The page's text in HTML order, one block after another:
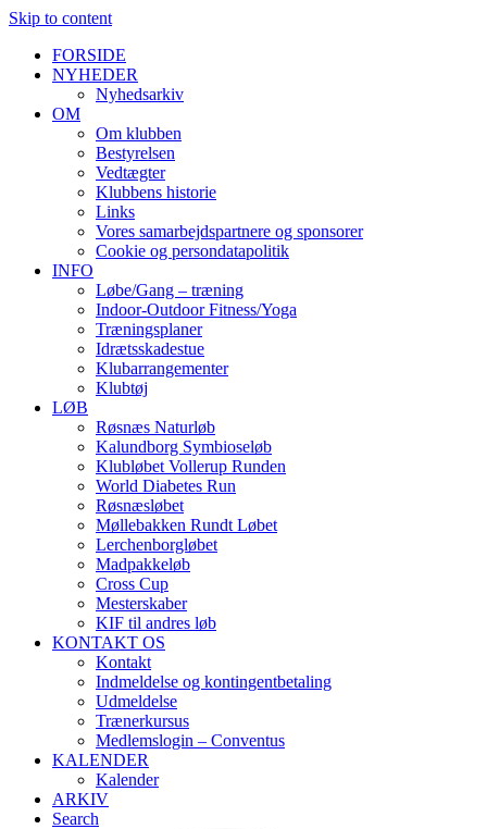
Skip to content
FORSIDE
NYHEDER
Nyhedsarkiv
OM
Om klubben
Bestyrelsen
Vedtægter
Klubbens historie
Links
Vores samarbejdspartnere og sponsorer
Cookie og persondatapolitik
INFO
Løbe/Gang – træning
Indoor-Outdoor Fitness/Yoga
Træningsplaner
Idrætsskadestue
Klubarrangementer
Klubtøj
LØB
Røsnæs Naturløb
Kalundborg Symbioseløb
Klubløbet Vollerup Runden
World Diabetes Run
Røsnæsløbet
Møllebakken Rundt Løbet
Lerchenborgløbet
Madpakkeløb
Cross Cup
Mesterskaber
KIF til andres løb
KONTAKT OS
Kontakt
Indmeldelse og kontingentbetaling
Udmeldelse
Trænerkursus
Medlemslogin – Conventus
KALENDER
Kalender
ARKIV
Search